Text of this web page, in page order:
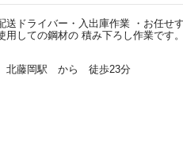
送ドライバー・入出庫作業 ・お任せ
用しての鋼材の 積み下ろし作業です
北藤岡駅 から 徒歩23分